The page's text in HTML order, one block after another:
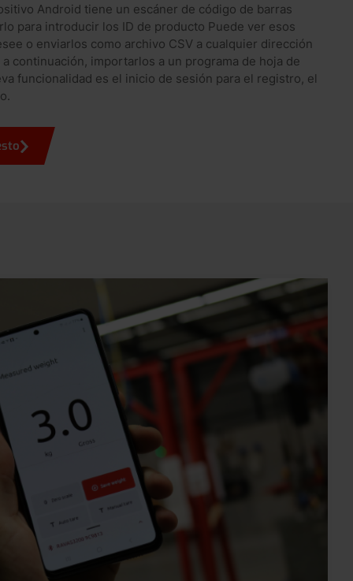
Android tiene un escáner de código de barras
para introducir los ID de producto Puede ver esos
o enviarlos como archivo CSV a cualquier dirección
continuación, importarlos a un programa de hoja de
funcionalidad es el inicio de sesión para el registro, el